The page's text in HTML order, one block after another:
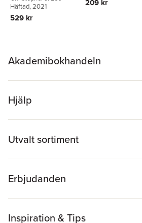
Häftad, 2021
529 kr
209 kr
Akademibokhandeln
Hjälp
Utvalt sortiment
Erbjudanden
Inspiration & Tips